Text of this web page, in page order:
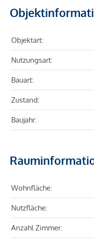
Objektart:
Nutzungsart:
Bauart:
Zustand:
Baujahr:
Wohnfläche:
Nutzfläche:
Anzahl Zimmer: